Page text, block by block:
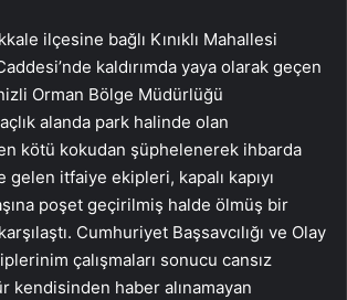
ilçesine bağlı Kınıklı Mahallesi
kaldırımda yaya olarak geçen
Orman Bölge Müdürlüğü
alanda park halinde olan
kötü kokudan şüphelenerek ihbarda
itfaiye ekipleri, kapalı kapıyı
poşet geçirilmiş halde ölmüş bir
Cumhuriyet Başsavcılığı ve Olay
çalışmaları sonucu cansız
kendisinden haber alınamayan